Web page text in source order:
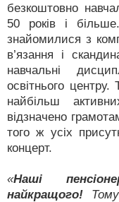
безкоштовно
50 років і
знайомилися з
в’язання і
навчальні
освітнього центру. Тож під час випускного вечора 28
найбільш активних
відзначено
того ж усіх
концерт.
«Наші
найкращого!